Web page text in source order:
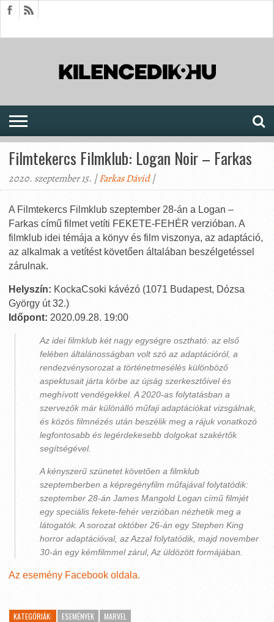
Filmtekercs Filmklub: Logan Noir – Farkas
2020. szeptember 15. |Farkas Dávid|
A Filmtekercs Filmklub szeptember 28-án a Logan –
Farkas című filmet vetíti FEKETE-FEHÉR verzióban. A
filmklub idei témája a könyv és film viszonya, az adaptáció,
az alkalmak a vetítést követően általában beszélgetéssel
zárulnak.
Helyszín: KockaCsoki kávézó (1071 Budapest, Dózsa
György út 32.)
Időpont: 2020.09.28. 19:00
Az idei filmklub két nagy egységre osztható: az első
felében általánosságban volt szó az adaptációról, a
rendezvénysorozat a történetmesélés különböző
aspektusait járta körbe az újság szerkesztőivel és
meghívott vendégekkel. A 2020-as folytatásban a
szervezők már különálló műfaji adaptációkat vizsgálnak,
és közös filmnézés után beszélik meg a rájuk vonatkozó
legfontosabb és legérdekesebb dolgokat szakértők
segítségével.
A kényszerű szünetet követően a filmklub
szeptemberben a képregényfilm műfajával folytatódik:
szeptember 28-án James Mangold Logan című filmjét
egy speciális fekete-fehér verzióban nézhetik meg a
látogatók. A sorozat október 26-án egy Stephen King
horror adaptációval, az Azzal folytatódik, majd november
30-án egy kémfilmmel zárul, Az üldözött formájában.
Az esemény Facebook oldala.
KATEGÓRIÁK: ESEMÉNYEK MARVEL